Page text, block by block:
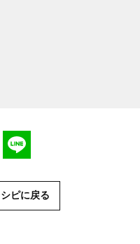
る
Facebookでシェアする
ピに戻る